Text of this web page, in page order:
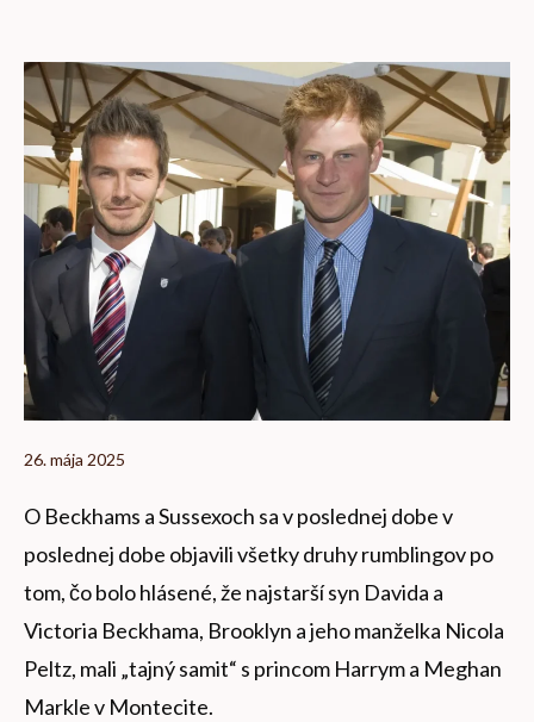
26. mája 2025
O Beckhams a Sussexoch sa v poslednej dobe v
poslednej dobe objavili všetky druhy rumblingov po
tom, čo bolo hlásené, že najstarší syn Davida a
Victoria Beckhama, Brooklyn a jeho manželka Nicola
Peltz, mali „tajný samit“ s princom Harrym a Meghan
Markle v Montecite.